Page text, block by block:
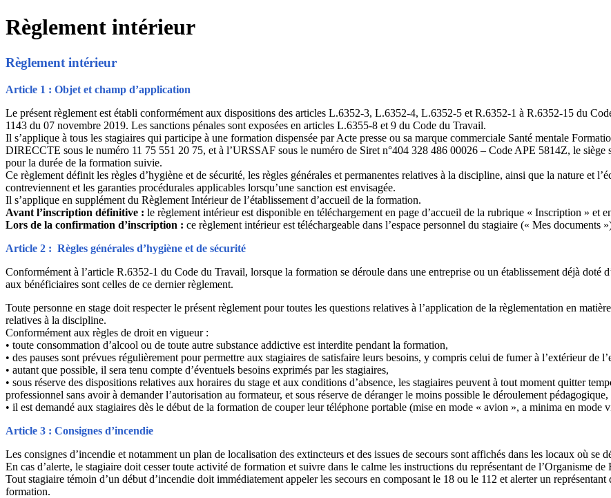
Règlement intérieur
Règlement intérieur
Article 1 : Objet et champ d’application
Le présent règlement est établi conformément aux dispositions des articles L.6352-3, L.6352-4, L.6352-5 et R.6352-1 à R.6352-15 du
1143 du 07 novembre 2019. Les sanctions pénales sont exposées en articles L.6355-8 et 9 du Code du Travail.
Il s’applique à tous les stagiaires qui participe à une formation dispensée par Acte presse ou sa marque commerciale Santé mentale
DIRECCTE sous le numéro 11 75 551 20 75, et à l’URSSAF sous le numéro de Siret n°404 328 486 00026 – Code APE 5814Z, le
pour la durée de la formation suivie.
Ce règlement définit les règles d’hygiène et de sécurité, les règles générales et permanentes relatives à la discipline, ainsi que la nature et
contreviennent et les garanties procédurales applicables lorsqu’une sanction est envisagée.
Il s’applique en supplément du Règlement Intérieur de l’établissement d’accueil de la formation.
Avant l’inscription définitive : le règlement intérieur est disponible en téléchargement en page d’accueil de la rubrique « Inscription » et
Lors de la confirmation d’inscription : ce règlement intérieur est téléchargeable dans l’espace personnel du stagiaire (« Mes documents
Article 2 : Règles générales d’hygiène et de sécurité
Conformément à l’article R.6352-1 du Code du Travail, lorsque la formation se déroule dans une entreprise ou un établissement déjà doté
aux bénéficiaires sont celles de ce dernier règlement.
Toute personne en stage doit respecter le présent règlement pour toutes les questions relatives à l’application de la règlementation en
relatives à la discipline.
Conformément aux règles de droit en vigueur :
• toute consommation d’alcool ou de toute autre substance addictive est interdite pendant la formation,
• des pauses sont prévues régulièrement pour permettre aux stagiaires de satisfaire leurs besoins, y compris celui de fumer à l’extérieur de
• autant que possible, il sera tenu compte d’éventuels besoins exprimés par les stagiaires,
• sous réserve des dispositions relatives aux horaires du stage et aux conditions d’absence, les stagiaires peuvent à tout moment quitter
professionnel sans avoir à demander l’autorisation au formateur, et sous réserve de déranger le moins possible le déroulement pédagogique,
• il est demandé aux stagiaires dès le début de la formation de couper leur téléphone portable (mise en mode « avion », a minima en
Article 3 : Consignes d’incendie
Les consignes d’incendie et notamment un plan de localisation des extincteurs et des issues de secours sont affichés dans les locaux où
En cas d’alerte, le stagiaire doit cesser toute activité de formation et suivre dans le calme les instructions du représentant de l’Organisme de
Tout stagiaire témoin d’un début d’incendie doit immédiatement appeler les secours en composant le 18 ou le 112 et alerter un
formation.